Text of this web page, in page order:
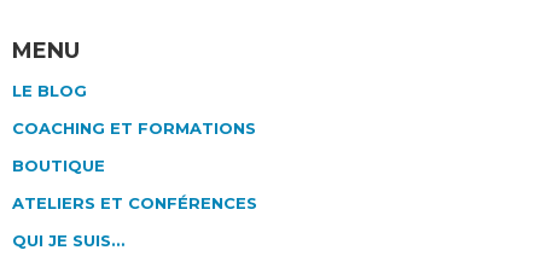
MENU
LE BLOG
COACHING ET FORMATIONS
BOUTIQUE
ATELIERS ET CONFÉRENCES
QUI JE SUIS…